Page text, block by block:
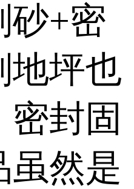
砂+密
地坪也
封固
虽然是